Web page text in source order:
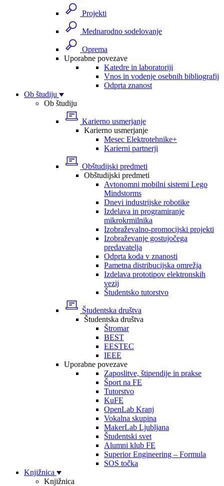
Projekti
Mednarodno sodelovanje
Oprema
Uporabne povezave
Katedre in laboratoriji
Vnos in vodenje osebnih bibliografij
Odprta znanost
Ob študiju
Ob študiju
Karierno usmerjanje
Karierno usmerjanje
Mesec Elektrotehnike+
Karierni partnerji
Obštudijski predmeti
Obštudijski predmeti
Avtonomni mobilni sistemi Lego
Mindstorms
Dnevi industrijske robotike
Izdelava in programiranje
mikrokrmilnika
Izobraževalno-promocijski projekti
Izobraževanje gostujočega
predavatelja
Odprta koda v znanosti
Pametna distribucijska omrežja
Izdelava prototipov elektronskih
vezij
Študentsko tutorstvo
Študentska društva
Študentska društva
Štromar
BEST
EESTEC
IEEE
Uporabne povezave
Zaposlitve, štipendije in prakse
Šport na FE
Tutorstvo
KuFE
OpenLab Kranj
Vokalna skupina
MakerLab Ljubljana
Študentski svet
Alumni klub FE
Superior Engineering – Formula
SOS točka
Knjižnica
Knjižnica